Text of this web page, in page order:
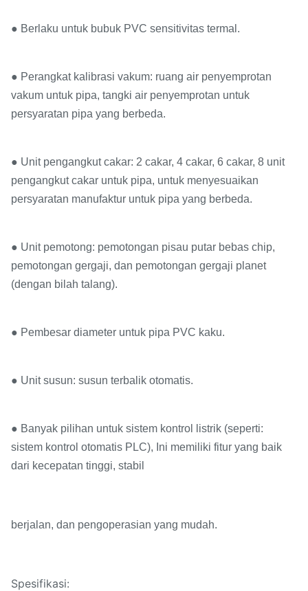
● Berlaku untuk bubuk PVC sensitivitas termal.
● Perangkat kalibrasi vakum: ruang air penyemprotan
vakum untuk pipa, tangki air penyemprotan untuk
persyaratan pipa yang berbeda.
● Unit pengangkut cakar: 2 cakar, 4 cakar, 6 cakar, 8 unit
pengangkut cakar untuk pipa, untuk menyesuaikan
persyaratan manufaktur untuk pipa yang berbeda.
● Unit pemotong: pemotongan pisau putar bebas chip,
pemotongan gergaji, dan pemotongan gergaji planet
(dengan bilah talang).
● Pembesar diameter untuk pipa PVC kaku.
● Unit susun: susun terbalik otomatis.
● Banyak pilihan untuk sistem kontrol listrik (seperti:
sistem kontrol otomatis PLC), Ini memiliki fitur yang baik
dari kecepatan tinggi, stabil
berjalan, dan pengoperasian yang mudah.
Spesifikasi: